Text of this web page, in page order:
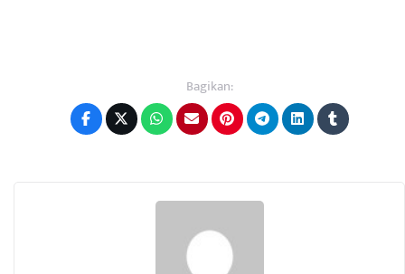
Bagikan: